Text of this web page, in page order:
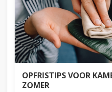
OPFRISTIPS VOOR
ZOMER